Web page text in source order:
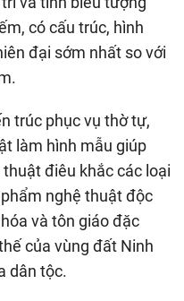
có cấu trúc, hình
đại sớm nhất so với
trúc phục vụ thờ tự,
làm hình mẫu giúp
điêu khắc các loại
nghệ thuật độc
và tôn giáo đặc
của vùng đất Ninh
dân tộc.